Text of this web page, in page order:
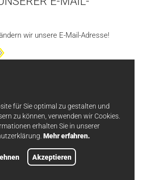
wir unsere E-Mail-Adresse!
für Sie optimal zu gestalten und
zu können, verwenden wir Cookies.
erhalten Sie in unserer
Mehr erfahren.
Akzeptieren